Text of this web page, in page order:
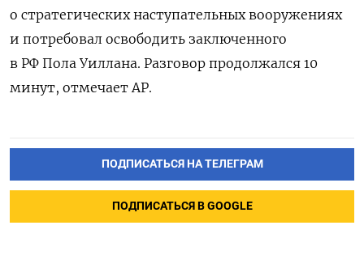
о стратегических наступательных вооружениях
и потребовал освободить заключенного
в РФ Пола Уиллана. Разговор продолжался 10
минут, отмечает AP.
ПОДПИСАТЬСЯ НА ТЕЛЕГРАМ
ПОДПИСАТЬСЯ В GOOGLE